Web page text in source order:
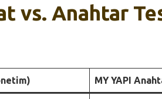
vs. Anahtar
MY YAPI